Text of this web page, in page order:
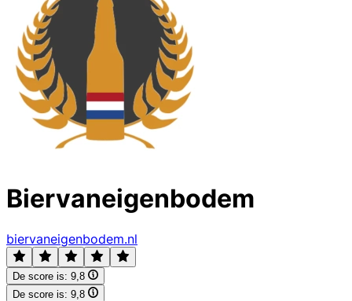
Biervaneigenbodem
biervaneigenbodem.nl
De score is: 9,8
De score is: 9,8